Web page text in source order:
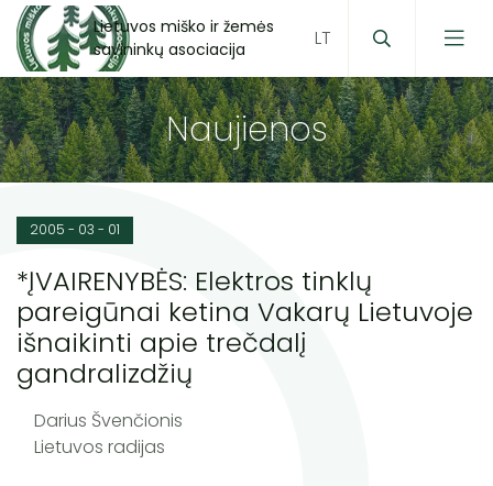
Lietuvos miško ir žemės
savininkų asociacija
Naujienos
2005 - 03 - 01
*ĮVAIRENYBĖS: Elektros tinklų
pareigūnai ketina Vakarų Lietuvoje
išnaikinti apie trečdalį
gandralizdžių
Darius Švenčionis
Lietuvos radijas